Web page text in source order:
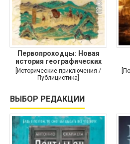
Первопроходцы: Новая
история географических
[Исторические приключения /
Публицистика]
ВЫБОР РЕДАКЦИИ